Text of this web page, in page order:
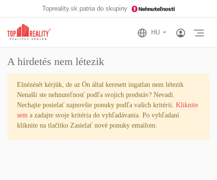
Topreality.sk patria do skupiny
A hirdetés nem létezik
Elnézését kérjük, de az Ön által keresett ingatlan nem létezik
Nenašli ste nehnuteľnosť podľa svojich predstáv? Nevadí.
Nechajte posielať najnovšie ponuky podľa vašich kritérii. Kliknite
sem a zadajte svoje kritéria do vyhľadávania. Po vyhľadaní
kliknite na tlačítko Zasielať nové ponuky emailom